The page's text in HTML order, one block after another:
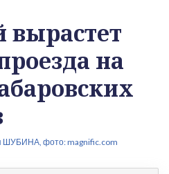
вырастет
на
ШУБИНА, фото: magnific.com